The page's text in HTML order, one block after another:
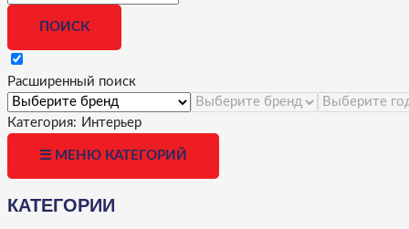
Расширенный поиск
Категория: Интерьер
☰ МЕНЮ КАТЕГОРИЙ
КАТЕГОРИИ